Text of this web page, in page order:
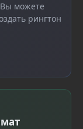
можете
рингтон